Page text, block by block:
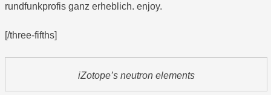
rundfunkprofis ganz erheblich. enjoy.
[/three-fifths]
iZotope’s neutron elements